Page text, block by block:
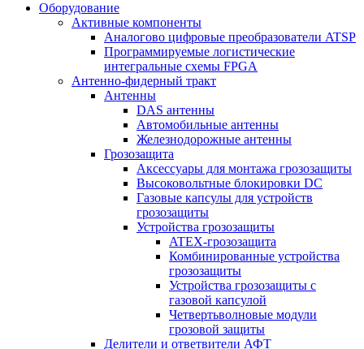
Оборудование
Активные компоненты
Аналогово цифровые преобразователи ATSP
Программируемые логистические
интегральные схемы FPGA
Антенно-фидерный тракт
Антенны
DAS антенны
Автомобильные антенны
Железнодорожные антенны
Грозозащита
Аксессуары для монтажа грозозащиты
Высоковольтные блокировки DC
Газовые капсулы для устройств
грозозащиты
Устройства грозозащиты
ATEX-грозозащита
Комбинированные устройства
грозозащиты
Устройства грозозащиты с
газовой капсулой
Четвертьволновые модули
грозовой защиты
Делители и ответвители АФТ